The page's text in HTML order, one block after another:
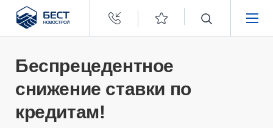
Бест
Новострой
ПОКУПАТЕЛЯМ
ЗАСТРОЙЩИКАМ
Беспрецедентное
снижение ставки по
кредитам!